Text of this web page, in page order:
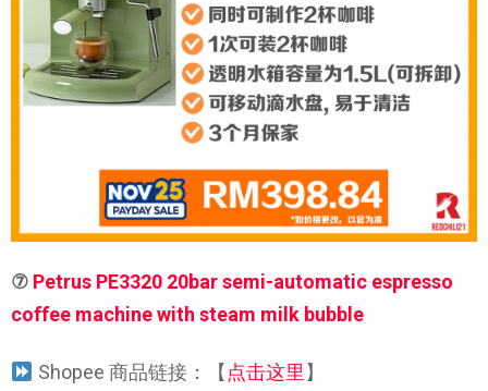
⑦ Petrus PE3320 20bar semi-automatic espresso
coffee machine with steam milk bubble
Shopee 商品链接：【点击这里】